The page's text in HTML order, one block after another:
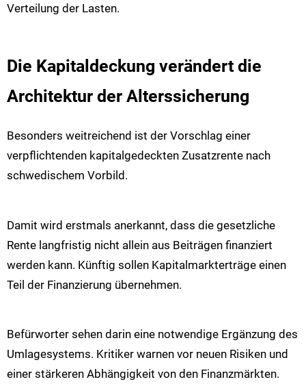
Verteilung der Lasten.
Die Kapitaldeckung verändert die
Architektur der Alterssicherung
Besonders weitreichend ist der Vorschlag einer
verpflichtenden kapitalgedeckten Zusatzrente nach
schwedischem Vorbild.
Damit wird erstmals anerkannt, dass die gesetzliche
Rente langfristig nicht allein aus Beiträgen finanziert
werden kann. Künftig sollen Kapitalmarkterträge einen
Teil der Finanzierung übernehmen.
Befürworter sehen darin eine notwendige Ergänzung des
Umlagesystems. Kritiker warnen vor neuen Risiken und
einer stärkeren Abhängigkeit von den Finanzmärkten.